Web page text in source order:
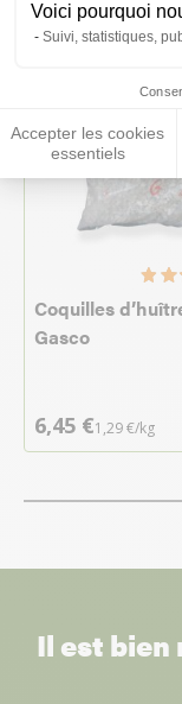
Voici pourquoi
Suivi, statistiques,
Accepter les cookies
essentiels
Coquilles
Gasco
6,45 €1,29 €/kg
Il est bien